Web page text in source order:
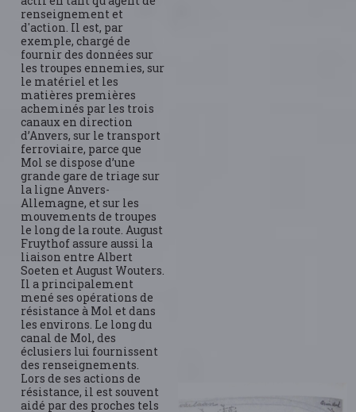
renseignement et
d'action. Il est, par
exemple, chargé de
fournir des données sur
les troupes ennemies, sur
le matériel et les
matières premières
acheminés par les trois
canaux en direction
d’Anvers, sur le transport
ferroviaire, parce que
Mol se dispose d’une
grande gare de triage sur
la ligne Anvers-
Allemagne, et sur les
mouvements de troupes
le long de la route. August
Fruythof assure aussi la
liaison entre Albert
Soeten et August Wouters.
Il a principalement
mené ses opérations de
résistance à Mol et dans
les environs. Le long du
canal de Mol, des
éclusiers lui fournissent
des renseignements.
Lors de ses actions de
résistance, il est souvent
aidé par des proches tels